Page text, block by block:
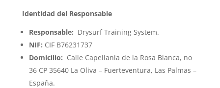
Identidad del Responsable
Responsable: Drysurf Training System.
NIF: CIF B76231737
Domicilio: Calle Capellania de la Rosa Blanca, no
36 CP 35640 La Oliva – Fuerteventura, Las Palmas –
España.